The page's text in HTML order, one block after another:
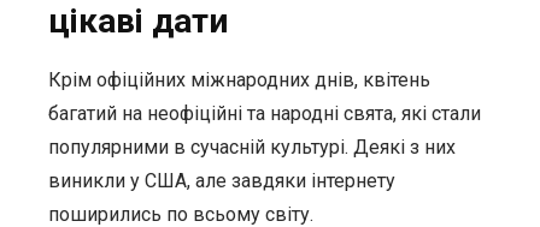
цікаві дати
Крім офіційних міжнародних днів, квітень
багатий на неофіційні та народні свята, які стали
популярними в сучасній культурі. Деякі з них
виникли у США, але завдяки інтернету
поширились по всьому світу.